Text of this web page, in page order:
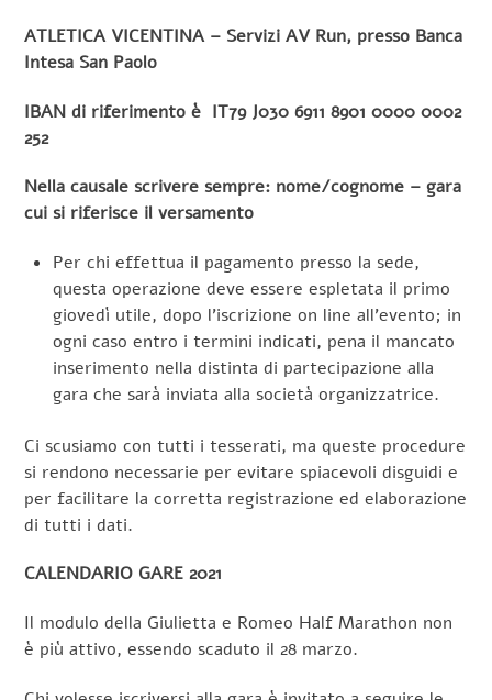
ATLETICA VICENTINA – Servizi AV Run, presso Banca
Intesa San Paolo
IBAN di riferimento è IT79 J030 6911 8901 0000 0002
252
Nella causale scrivere sempre: nome/cognome – gara
cui si riferisce il versamento
Per chi effettua il pagamento presso la sede,
questa operazione deve essere espletata il primo
giovedì utile, dopo l’iscrizione on line all’evento; in
ogni caso entro i termini indicati, pena il mancato
inserimento nella distinta di partecipazione alla
gara che sarà inviata alla società organizzatrice.
Ci scusiamo con tutti i tesserati, ma queste procedure
si rendono necessarie per evitare spiacevoli disguidi e
per facilitare la corretta registrazione ed elaborazione
di tutti i dati.
CALENDARIO GARE 2021
Il modulo della Giulietta e Romeo Half Marathon non
è più attivo, essendo scaduto il 28 marzo.